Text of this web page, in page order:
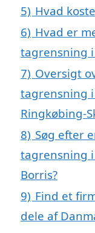
5) Hvad
6) Hvad er
tagrensning i
7) Oversigt
tagrensning
Ringkøbing-
8) Søg efter
tagrensning
Borris?
9) Find et
dele af